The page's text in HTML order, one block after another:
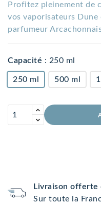
Profitez pleinement de
vos vaporisateurs
parfumeur
Capacité : 250 ml
250 ml 500 ml
Livraison offerte
Sur toute la